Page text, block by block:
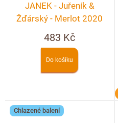
JANEK - Juřeník &
Žďárský - Merlot 2020
483 Kč
Do košíku
Chlazené balení